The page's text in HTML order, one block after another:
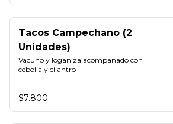
Tacos Campechano (2
Unidades)
Vacuno y loganiza acompañado con
cebolla y cilantro
$7.800